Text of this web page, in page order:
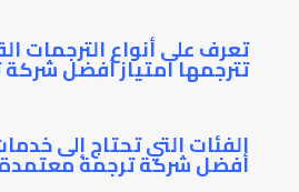
تعرف على أنواع الترجمات
تترجمها امتياز أفضل
الفئات التي تحتاج إلى
أفضل شركة ترجمة